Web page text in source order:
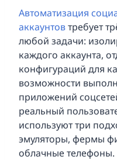
Автоматизация
аккаунтовтребует
любой задачи:
каждого аккаунта,
конфигураций для
возможности
приложений
реальный
используют три
эмуляторы, фермы
облачные телефоны.